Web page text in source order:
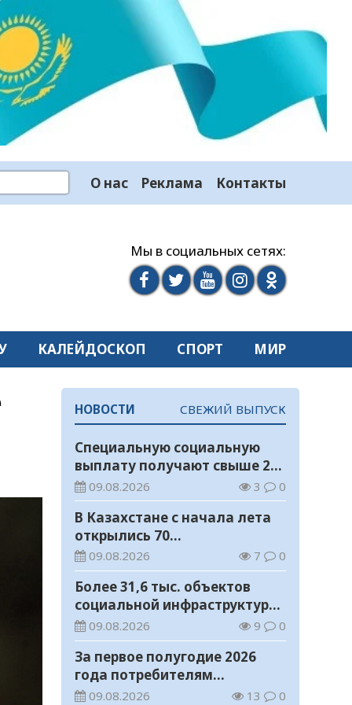
О нас Реклама Контакты
Мы в социальных сетях:
КАЛЕЙДОСКОП СПОРТ МИР
НОВОСТИ СВЕЖИЙ ВЫПУСК
Специальную социальную
выплату получают свыше 26
тысяч работников, занятых
во вредных условиях труда
09.08.2026 3 0
В Казахстане с начала лета
открылись 70
реконструированных
железнодорожных вокзалов
09.08.2026 7 0
Более 31,6 тыс. объектов
социальной инфраструктуры
адаптированы для лиц с
инвалидностью
09.08.2026 9 0
За первое полугодие 2026
года потребителям
возвращено 1,5 млрд тенге
09.08.2026 13 0